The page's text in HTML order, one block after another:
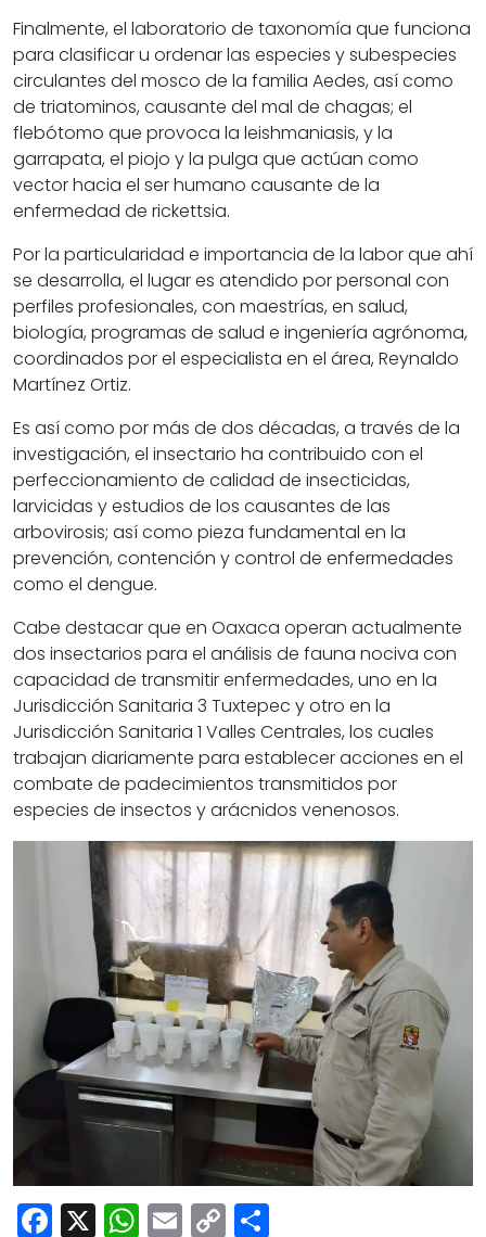
Finalmente, el laboratorio de taxonomía que funciona
para clasificar u ordenar las especies y subespecies
circulantes del mosco de la familia Aedes, así como
de triatominos, causante del mal de chagas; el
flebótomo que provoca la leishmaniasis, y la
garrapata, el piojo y la pulga que actúan como
vector hacia el ser humano causante de la
enfermedad de rickettsia.
Por la particularidad e importancia de la labor que ahí
se desarrolla, el lugar es atendido por personal con
perfiles profesionales, con maestrías, en salud,
biología, programas de salud e ingeniería agrónoma,
coordinados por el especialista en el área, Reynaldo
Martínez Ortiz.
Es así como por más de dos décadas, a través de la
investigación, el insectario ha contribuido con el
perfeccionamiento de calidad de insecticidas,
larvicidas y estudios de los causantes de las
arbovirosis; así como pieza fundamental en la
prevención, contención y control de enfermedades
como el dengue.
Cabe destacar que en Oaxaca operan actualmente
dos insectarios para el análisis de fauna nociva con
capacidad de transmitir enfermedades, uno en la
Jurisdicción Sanitaria 3 Tuxtepec y otro en la
Jurisdicción Sanitaria 1 Valles Centrales, los cuales
trabajan diariamente para establecer acciones en el
combate de padecimientos transmitidos por
especies de insectos y arácnidos venenosos.
Facebook
X WhatsApp
Email
Copy